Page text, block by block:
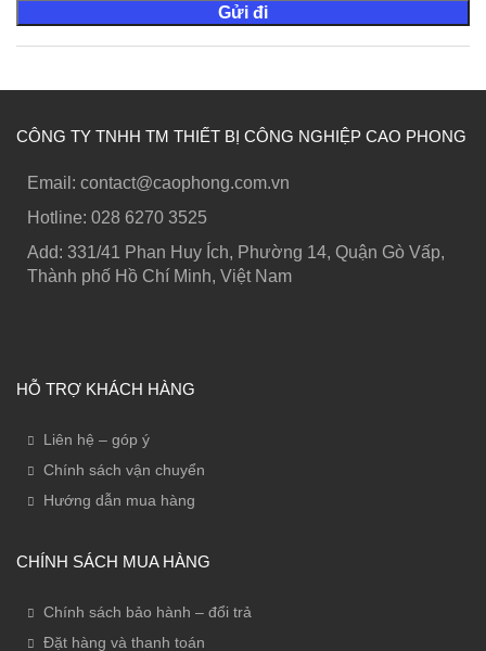
CÔNG TY TNHH TM THIẾT BỊ CÔNG NGHIỆP CAO PHONG
Email: contact@caophong.com.vn
Hotline: ‭028 6270 3525
Add: 331/41 Phan Huy Ích, Phường 14, Quận Gò Vấp,
Thành phố Hồ Chí Minh, Việt Nam
HỖ TRỢ KHÁCH HÀNG
Liên hệ – góp ý
Chính sách vận chuyển
Hướng dẫn mua hàng
CHÍNH SÁCH MUA HÀNG
Chính sách bảo hành – đổi trả
Đặt hàng và thanh toán